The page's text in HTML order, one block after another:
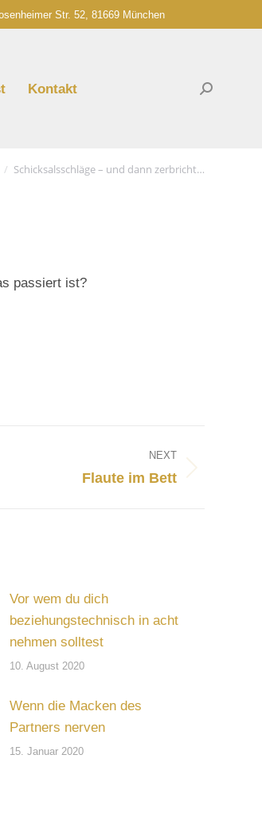
Str. 52, 81669 München
Kontakt Search:
Schicksalsschläge – und dann zerbricht…
passiert ist?
NEXT
Flaute im Bett
Vor wem du dich
beziehungstechnisch in acht
nehmen solltest
10. August 2020
Wenn die Macken des
Partners nerven
15. Januar 2020